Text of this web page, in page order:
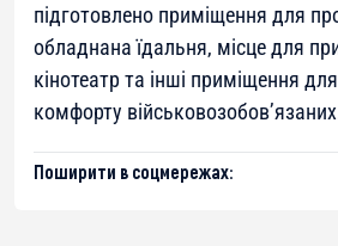
підготовлено приміщення для
обладнана їдальня, місце для
кінотеатр та інші приміщення
комфорту
Поширити в соцмережах: